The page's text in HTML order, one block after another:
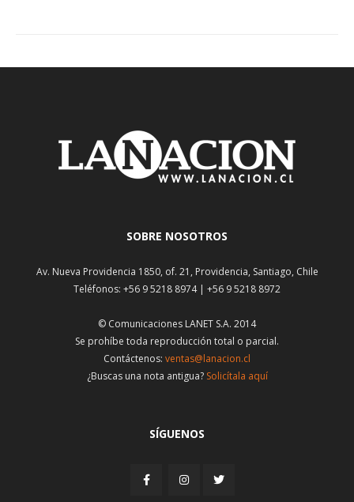
SOBRE NOSOTROS
Av. Nueva Providencia 1850, of. 21, Providencia, Santiago, Chile
Teléfonos: +56 9 5218 8974 | +56 9 5218 8972
© Comunicaciones LANET S.A. 2014
Se prohíbe toda reproducción total o parcial.
Contáctenos: ventas@lanacion.cl
¿Buscas una nota antigua? Solicítala aquí
SÍGUENOS